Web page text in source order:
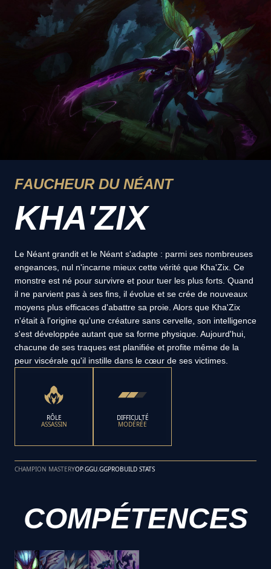
FAUCHEUR DU NÉANT
KHA'ZIX
Le Néant grandit et le Néant s'adapte : parmi ses nombreuses
engeances, nul n'incarne mieux cette vérité que Kha'Zix. Ce
monstre est né pour survivre et pour tuer les plus forts. Quand
il ne parvient pas à ses fins, il évolue et se crée de nouveaux
moyens plus efficaces d'abattre sa proie. Alors que Kha'Zix
n'était à l'origine qu'une créature sans cervelle, son intelligence
s'est développée autant que sa forme physique. Aujourd'hui,
chacune de ses traques est planifiée et profite même de la
peur viscérale qu'il instille dans le cœur de ses victimes.
RÔLE
ASSASSIN
DIFFICULTÉ
MODÉRÉE
CHAMPION MASTERYOP.GGU.GGPROBUILD STATS
COMPÉTENCES